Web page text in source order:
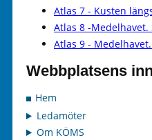
Atlas 7 - Kusten
Atlas 8 -Medelhavet.
Atlas 9 -
Webbplatsens
Hem
Ledamöter
Om KÖMS